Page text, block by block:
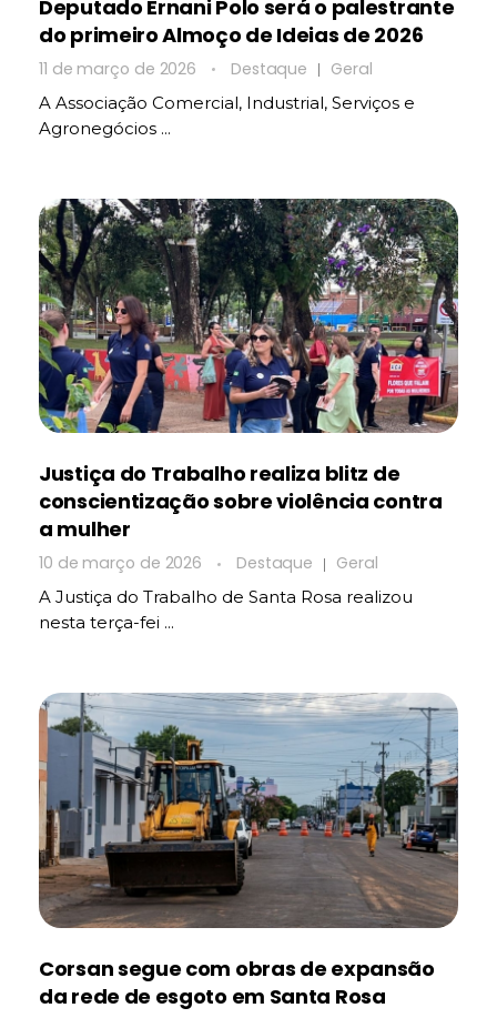
Deputado Ernani Polo será o palestrante
do primeiro Almoço de Ideias de 2026
11 de março de 2026 Destaque Geral
A Associação Comercial, Industrial, Serviços e
Agronegócios ...
Justiça do Trabalho realiza blitz de
conscientização sobre violência contra
a mulher
10 de março de 2026 Destaque Geral
A Justiça do Trabalho de Santa Rosa realizou
nesta terça-fei ...
Corsan segue com obras de expansão
da rede de esgoto em Santa Rosa